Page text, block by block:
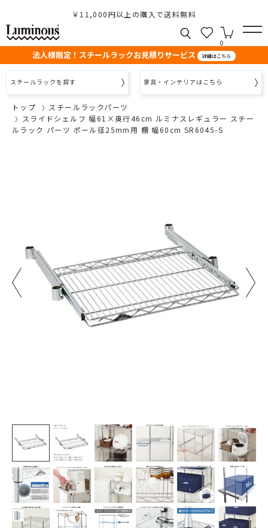
￥11,000円以上の購入で送料無料
0
法人様限定！スチールラックお見積りサービス 詳細はこちら
スチールラックを探す 家具・インテリアはこちら
トップ
スチールラックパーツ
スライドシェルフ 幅61×奥行46cm ルミナスレギュラー スチー
ルラック パーツ ポール径25mm用 棚 幅60cm SR6045-S